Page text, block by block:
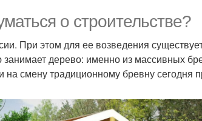
о строительстве?
При этом для ее возведения
дерево: именно из массивных
на смену традиционному бревну сегодня